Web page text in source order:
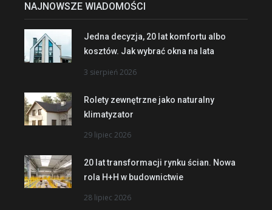
NAJNOWSZE WIADOMOŚCI
Jedna decyzja, 20 lat komfortu albo
kosztów. Jak wybrać okna na lata
3 sierpień 2026
Rolety zewnętrzne jako naturalny
klimatyzator
29 lipiec 2026
20 lat transformacji rynku ścian. Nowa
rola H+H w budownictwie
28 lipiec 2026